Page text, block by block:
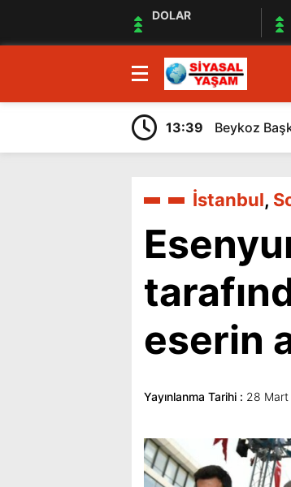
DOLAR
13:39 Beykoz
İstanbul,
eserin
Yayınlanma Tarihi : 28